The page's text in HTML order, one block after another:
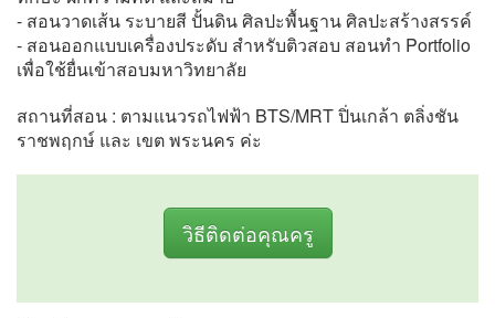
- สอนวาดเส้น ระบายสี ปั้นดิน ศิลปะพื้นฐาน ศิลปะสร้างสรรค์
- สอนออกแบบเครื่องประดับ สำหรับติวสอบ สอนทำ Portfolio
เพื่อใช้ยื่นเข้าสอบมหาวิทยาลัย
สถานที่สอน : ตามแนวรถไฟฟ้า BTS/MRT ปิ่นเกล้า ตลิ่งชัน
ราชพฤกษ์ และ เขต พระนคร ค่ะ
วิธีติดต่อคุณครู